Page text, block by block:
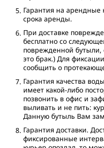
Гарантия на арендные
срока аренды.
При доставке
бесплатно со
поврежденной бутыли,
это брак.) Для
сообщить о
Гарантия качества
имеет какой-либо
позвонить в офис и
выливать и не пить:
Данную бутыль Вам
Гарантия доставки.
фиксированные